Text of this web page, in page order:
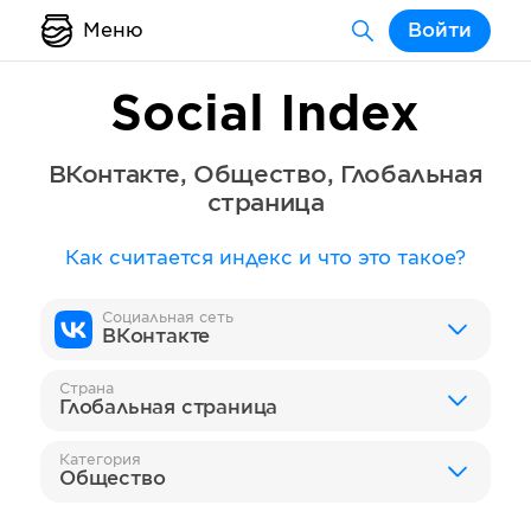
Меню Войти
Social Index
ВКонтакте, Общество, Глобальная
страница
Как считается индекс и что это такое?
Социальная сеть
ВКонтакте
Страна
Глобальная страница
Категория
Общество